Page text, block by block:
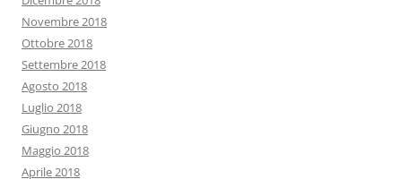
Novembre 2018
Ottobre 2018
Settembre 2018
Agosto 2018
Luglio 2018
Giugno 2018
Maggio 2018
Aprile 2018